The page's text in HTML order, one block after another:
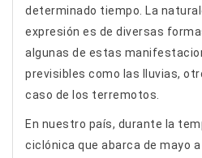
determinado tiempo. La
expresión es de diversas
algunas de estas
previsibles como las lluvias,
caso de los terremotos.
En nuestro país, durante la
ciclónica que abarca de mayo